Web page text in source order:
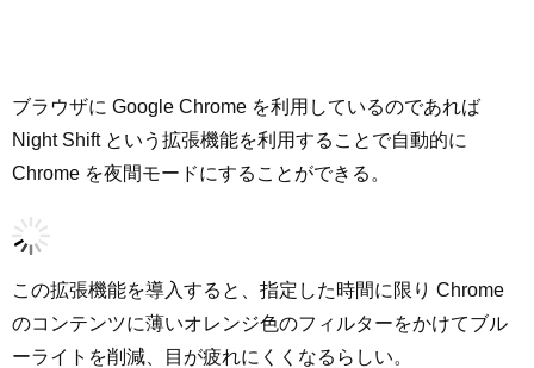
ブラウザに Google Chrome を利用しているのであれば
Night Shift という拡張機能を利用することで自動的に
Chrome を夜間モードにすることができる。
この拡張機能を導入すると、指定した時間に限り Chrome
のコンテンツに薄いオレンジ色のフィルターをかけてブル
ーライトを削減、目が疲れにくくなるらしい。